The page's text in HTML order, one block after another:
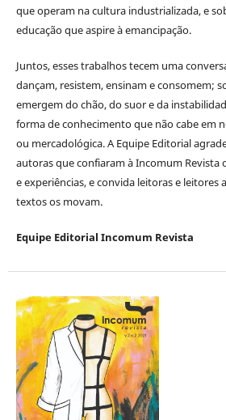
que operam na cultura industrializada, e
educação que aspire à emancipação.
Juntos, esses trabalhos tecem uma
dançam, resistem, ensinam e consomem;
emergem do chão, do suor e da
forma de conhecimento que não cabe em
ou mercadológica. A Equipe Editorial
autoras que confiaram à Incomum Revista
e experiências, e convida leitoras e leitores
textos os movam.
Equipe Editorial Incomum Revista